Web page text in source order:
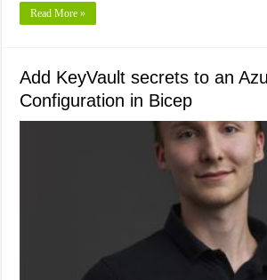
Read More »
Add KeyVault secrets to an
Configuration in Bicep